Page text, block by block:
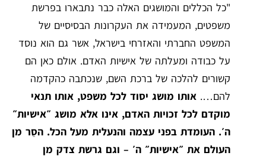
"כל הכללים והמושגים האלה כבר נתבארו בפרשת
משפטים, המעמידה את העקרונות הבסיסיים של
המשפט החברתי והאזרחי בישראל, אשר גם הוא נוסד
על כבודה ומעלתה של אישיות האדם. אולם כאן הם
קשורים להלכה של ברכת השם, שנכתבה כהקדמה
להם…. אותו מושג יסוד לכל משפט, אותו תנאי
מוקדם לכל זכויות האדם, אינו אלא מושג ״אישיות״
ה׳. העומדת בפני עצמה והנעלית מעל הכל. הסֵר מן
העולם את ״אישיות״ ה׳ – וגם גרשת צדק מן